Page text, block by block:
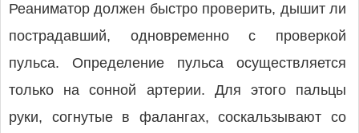
Реаниматор должен быстро проверить, дышит ли
пострадавший, одновременно с проверкой
пульса. Определение пульса осуществляется
только на сонной артерии. Для этого пальцы
руки, согнутые в фалангах, соскальзывают со